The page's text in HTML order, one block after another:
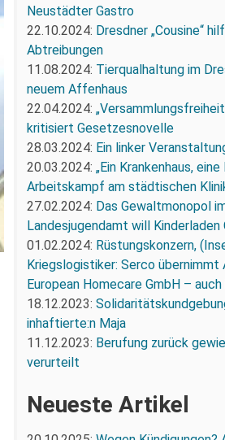
Neustädter Gastro
22.10.2024: Dresdner „Cousine“
Abtreibungen
11.08.2024: Tierqualhaltung im
neuem Affenhaus
22.04.2024:
kritisiert Gesetzesnovelle
28.03.2024: Ein linker
20.03.2024: „Ein Krankenhaus,
Arbeitskampf am städtischen
27.02.2024: Das Gewaltmonopol
Landesjugendamt will Kinderladen
01.02.2024: Rüstungskonzern,
Kriegslogistiker: Serco
European Homecare GmbH – auch
18.12.2023:
inhaftierte:n Maja
11.12.2023: Berufung zurück
verurteilt
Neueste Artikel